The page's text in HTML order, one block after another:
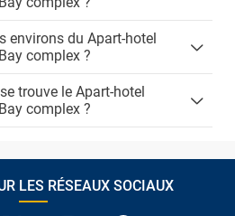
environs du Apart-hotel
complex ?
trouve le Apart-hotel
complex ?
LES RÉSEAUX SOCIAUX